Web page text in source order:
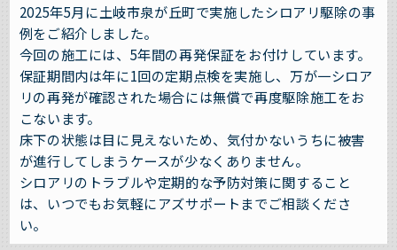
2025年5月に土岐市泉が丘町で実施したシロアリ駆除の事
例をご紹介しました。
今回の施工には、5年間の再発保証をお付けしています。
保証期間内は年に1回の定期点検を実施し、万が一シロア
リの再発が確認された場合には無償で再度駆除施工をお
こないます。
床下の状態は目に見えないため、気付かないうちに被害
が進行してしまうケースが少なくありません。
シロアリのトラブルや定期的な予防対策に関すること
は、いつでもお気軽にアズサポートまでご相談くださ
い。